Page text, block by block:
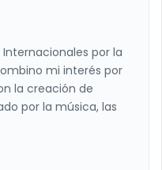
por la
mi interés por
la creación de
por la música, las